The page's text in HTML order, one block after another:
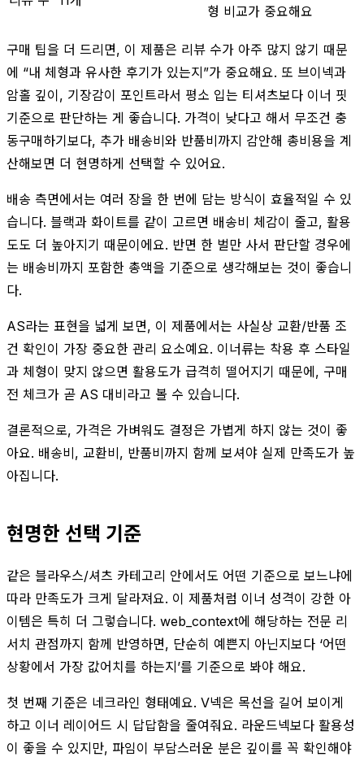
형 비교가 중요해요
구매 팁을 더 드리면, 이 제품은 리뷰 수가 아주 많지 않기 때문
에 “내 체형과 유사한 후기가 있는지”가 중요해요. 또 브이넥과
암홀 깊이, 기장감이 포인트라서 평소 입는 티셔츠보다 이너 핏
기준으로 판단하는 게 좋습니다. 가격이 낮다고 해서 무조건 충
동구매하기보다, 추가 배송비와 반품비까지 감안해 총비용을 계
산해보면 더 현명하게 선택할 수 있어요.
배송 측면에서는 여러 장을 한 번에 담는 방식이 효율적일 수 있
습니다. 블랙과 화이트를 같이 고르면 배송비 체감이 줄고, 활용
도도 더 높아지기 때문이에요. 반면 한 벌만 사서 판단할 경우에
는 배송비까지 포함한 총액을 기준으로 생각해보는 것이 좋습니
다.
AS라는 표현을 넓게 보면, 이 제품에서는 사실상 교환/반품 조
건 확인이 가장 중요한 관리 요소예요. 이너류는 착용 후 스타일
과 체형이 맞지 않으면 활용도가 급격히 떨어지기 때문에, 구매
전 체크가 곧 AS 대비라고 볼 수 있습니다.
결론적으로, 가격은 가벼워도 결정은 가볍게 하지 않는 것이 좋
아요. 배송비, 교환비, 반품비까지 함께 보셔야 실제 만족도가 높
아집니다.
현명한 선택 기준
같은 블라우스/셔츠 카테고리 안에서도 어떤 기준으로 보느냐에
따라 만족도가 크게 달라져요. 이 제품처럼 이너 성격이 강한 아
이템은 특히 더 그렇습니다. web_context에 해당하는 전문 리
서치 관점까지 함께 반영하면, 단순히 예쁜지 아닌지보다 ‘어떤
상황에서 가장 값어치를 하는지’를 기준으로 봐야 해요.
첫 번째 기준은 네크라인 형태예요. V넥은 목선을 길어 보이게
하고 이너 레이어드 시 답답함을 줄여줘요. 라운드넥보다 활용성
이 좋을 수 있지만, 파임이 부담스러운 분은 깊이를 꼭 확인해야